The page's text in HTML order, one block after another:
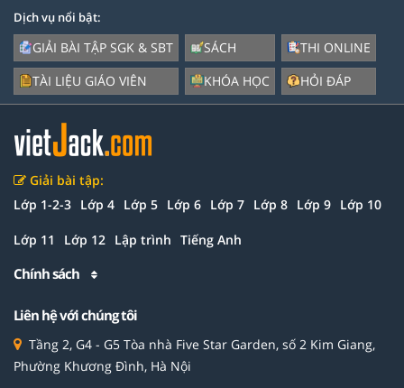
Dịch vụ nổi bật:
GIẢI BÀI TẬP SGK & SBT
TÀI LIỆU GIÁO VIÊN
SÁCH
KHÓA HỌC
THI ONLINE
HỎI ĐÁP
Giải bài tập:
Lớp 1-2-3 Lớp 4 Lớp 5 Lớp 6 Lớp 7 Lớp 8 Lớp 9 Lớp 10
Lớp 11 Lớp 12 Lập trình Tiếng Anh
Chính sách
Liên hệ với chúng tôi
Tầng 2, G4 - G5 Tòa nhà Five Star Garden, số 2 Kim Giang,
Phường Khương Đình, Hà Nội